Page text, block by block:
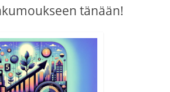
tänään!